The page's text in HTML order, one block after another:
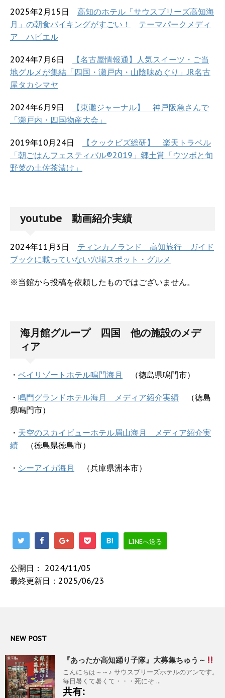
2025年2月15日 高知のホテル「サウスブリーズ高知海
月」の朝食バイキングがすごい！
テーマパークメディ
ア ハピエル
2024年7月6日
【名古屋情報通】人気スイーツ・ご当
地グルメが集結「四国・瀬戸内・山陰味めぐり」JR名古
屋タカシマヤ
2024年6月9日
【東灘ジャーナル】 神戸阪急さんで
「瀬戸内・四国物産大会」
2019年10月24日
【クックビズ総研】 楽天トラベル
「朝ごはんフェスティバル®2019」郷土賞「ウツボと旬
野菜の土佐茶漬け」
youtube 動画紹介実績
2024年11月3日 ティンカノランド 高知旅行 ガイド
ブックに載っていない穴場スポット・グルメ
※当館から投稿を依頼したものではございません。
海月館グループ 四国 他の施設のメデ
ィア
・ ベイリゾートホテル鳴門海月 （徳島県鳴門市）
・ 鳴門グランドホテル海月 メディア紹介実績 （徳島
県鳴門市）
・ 天空のスカイビューホテル眉山海月 メディア紹介実
績 （徳島県徳島市）
・ シーアイガ海月 （兵庫県洲本市）
B! LINEへ送る
公開日： 2024/11/05
最終更新日：2025/06/23
NEW POST
『あったか高知踊り子隊』大募集ちゅう～
こんにちは～～♪ サウスブリーズホテルのアンです。
毎日暑くて暑くて・・・死にそ ...
共有: